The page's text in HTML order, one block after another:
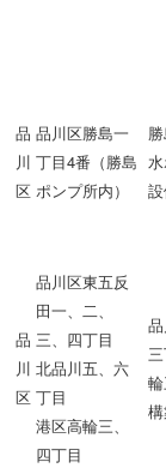
品
川
区
品川区勝島一
丁目4番（勝島
ポンプ所内）
品
川
区
品川区東五反
田一、二、
三、四丁目
北品川五、六
丁目
港区高輪三、
四丁目